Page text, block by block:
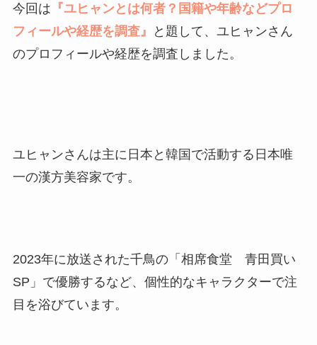
今回は 『ユヒャンとは何者？国籍や年齢などプロ
フィールや経歴を調査』
と題して、ユヒャンさん
のプロフィールや経歴を調査しました。
ユヒャンさんは主に日本と韓国で活動する日本唯
一の漢方美容家です。
2023年に放送された千鳥の「相席食堂 青田買い
SP」で優勝するなど、個性的なキャラクターで注
目を浴びています。